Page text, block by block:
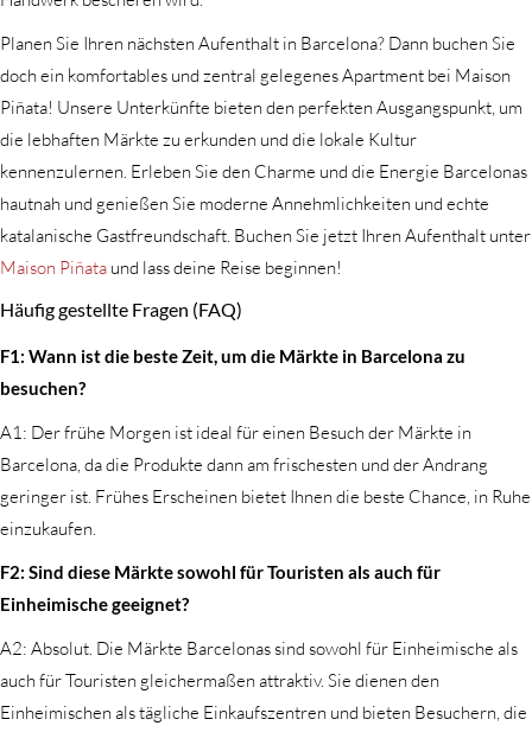
Planen Sie Ihren nächsten Aufenthalt in Barcelona? Dann buchen Sie
doch ein komfortables und zentral gelegenes Apartment bei Maison
Piñata! Unsere Unterkünfte bieten den perfekten Ausgangspunkt, um
die lebhaften Märkte zu erkunden und die lokale Kultur
kennenzulernen. Erleben Sie den Charme und die Energie Barcelonas
hautnah und genießen Sie moderne Annehmlichkeiten und echte
katalanische Gastfreundschaft. Buchen Sie jetzt Ihren Aufenthalt unter
Maison Piñata und lass deine Reise beginnen!
Häufig gestellte Fragen (FAQ)
F1: Wann ist die beste Zeit, um die Märkte in Barcelona zu
besuchen?
A1: Der frühe Morgen ist ideal für einen Besuch der Märkte in
Barcelona, da die Produkte dann am frischesten und der Andrang
geringer ist. Frühes Erscheinen bietet Ihnen die beste Chance, in Ruhe
einzukaufen.
F2: Sind diese Märkte sowohl für Touristen als auch für
Einheimische geeignet?
A2: Absolut. Die Märkte Barcelonas sind sowohl für Einheimische als
auch für Touristen gleichermaßen attraktiv. Sie dienen den
Einheimischen als tägliche Einkaufszentren und bieten Besuchern, die